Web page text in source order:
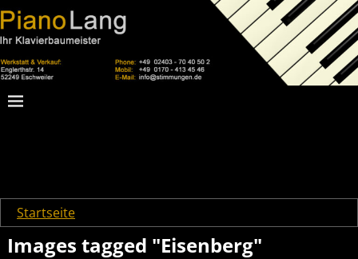
Startseite
Images tagged "Eisenberg"